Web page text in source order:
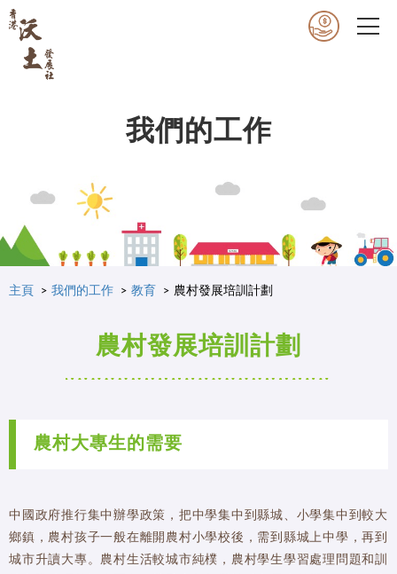
我們的工作
主頁 我們的工作 教育 農村發展培訓計劃
農村發展培訓計劃
農村大專生的需要
中國政府推行集中辦學政策，把中學集中到縣城、小學集中到較大
鄉鎮，農村孩子一般在離開農村小學校後，需到縣城上中學，再到
城市升讀大專。農村生活較城市純樸，農村學生學習處理問題和訓